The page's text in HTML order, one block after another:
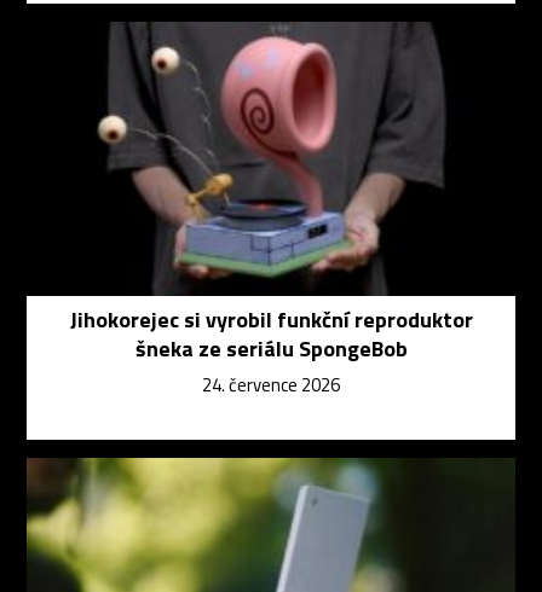
Jihokorejec si vyrobil funkční reproduktor
šneka ze seriálu SpongeBob
24. července 2026